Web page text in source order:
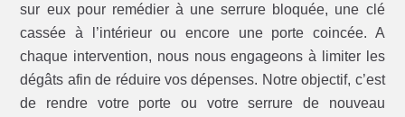
sur eux pour remédier à une serrure bloquée, une clé
cassée à l’intérieur ou encore une porte coincée. A
chaque intervention, nous nous engageons à limiter les
dégâts afin de réduire vos dépenses. Notre objectif, c’est
de rendre votre porte ou votre serrure de nouveau